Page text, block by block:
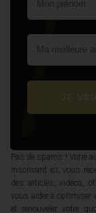
JE
Pas de spams ! Votre
inscrivant ici, vous
des articles, vidéos,
vous aider à optimiser
et renouveler votre